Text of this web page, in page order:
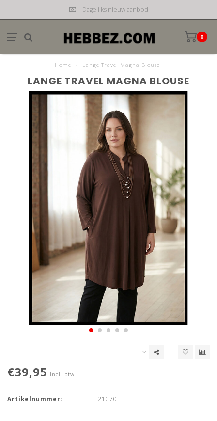
Dagelijks nieuw aanbod
0
Home Lange Travel Magna Blouse
LANGE TRAVEL MAGNA BLOUSE
€39,95 Incl. btw
Artikelnummer: 21070